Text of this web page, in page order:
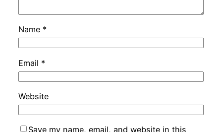
Name *
Email *
Website
Save my name, email, and website in this